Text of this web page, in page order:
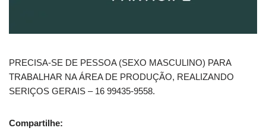
PRECISA-SE DE PESSOA (SEXO MASCULINO) PARA
TRABALHAR NA ÁREA DE PRODUÇÃO, REALIZANDO
SERIÇOS GERAIS – 16 99435-9558.
Compartilhe: